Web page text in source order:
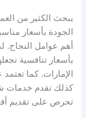
يبحث الكثير من
الجودة بأسعار
أهم عوامل
بأسعار تنافسية
الإمارات. كما
كذلك تقدم خدمات
تحرص على تقديم